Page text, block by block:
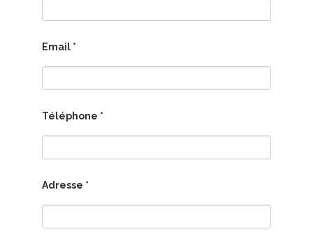
Email *
Téléphone *
Adresse *